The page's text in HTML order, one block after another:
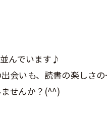
んでいます♪
会いも、読書の楽しさの
せんか？(^^)